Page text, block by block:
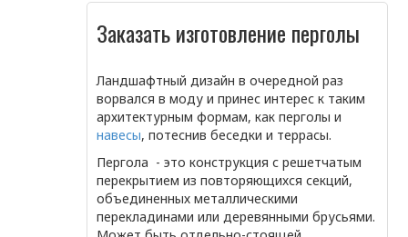
Заказать изготовление перголы
Ландшафтный дизайн в очередной раз
ворвался в моду и принес интерес к таким
архитектурным формам, как перголы и
навесы, потеснив беседки и террасы.
Пергола - это конструкция с решетчатым
перекрытием из повторяющихся секций,
объединенных металлическими
перекладинами или деревянными брусьями.